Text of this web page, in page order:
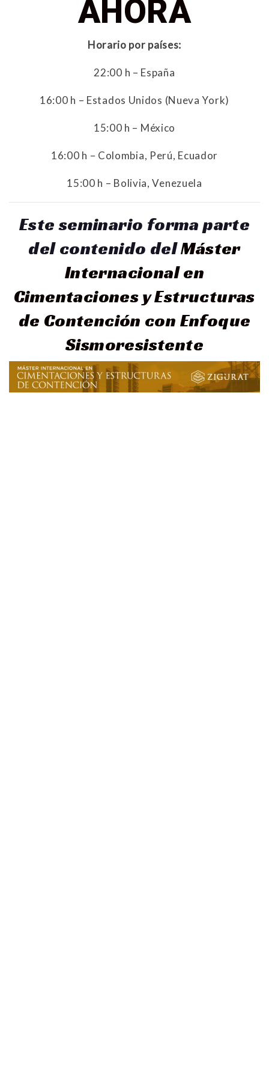
AHORA
Horario por países:
22:00 h – España
16:00 h – Estados Unidos (Nueva York)
15:00 h – México
16:00 h – Colombia, Perú, Ecuador
15:00 h – Bolivia, Venezuela
Este seminario forma parte
del contenido delMáster
Internacional en
Cimentaciones y Estructuras
de Contención con Enfoque
Sismoresistente